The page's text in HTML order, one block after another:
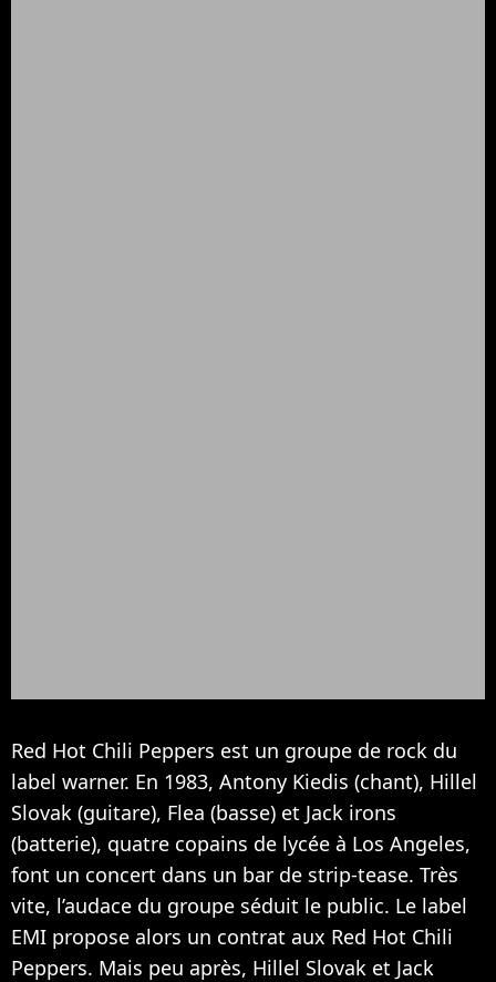
Red Hot Chili Peppers est un groupe de rock du
label warner. En 1983, Antony Kiedis (chant), Hillel
Slovak (guitare), Flea (basse) et Jack irons
(batterie), quatre copains de lycée à Los Angeles,
font un concert dans un bar de strip-tease. Très
vite, l’audace du groupe séduit le public. Le label
EMI propose alors un contrat aux Red Hot Chili
Peppers. Mais peu après, Hillel Slovak et Jack